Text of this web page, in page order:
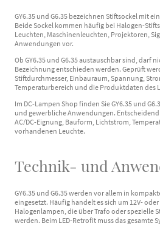
GY6.35 und G6.35 bezeichnen Stiftsockel mit
Beide Sockel kommen häufig bei Halogen-
Leuchten, Maschinenleuchten, Projektoren,
Anwendungen vor.
Ob GY6.35 und G6.35 austauschbar sind, darf
Bezeichnung entschieden werden. Geprüft
Stiftdurchmesser, Einbauraum, Spannung,
Temperaturbereich und die Produktdaten des
Im DC-Lampen Shop finden Sie GY6.35 und
und gewerbliche Anwendungen.
AC/DC-Eignung, Bauform, Lichtstrom,
vorhandenen Leuchte.
Technik- und
GY6.35 und G6.35 werden vor allem in
eingesetzt. Häufig handelt es sich um 12V-
Halogenlampen, die über Trafo oder spezielle
werden. Beim LED-Retrofit muss das gesamte